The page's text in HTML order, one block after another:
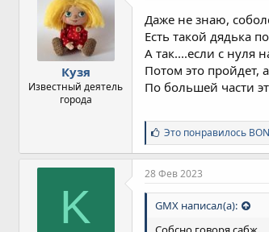
Кузя
Известный деятель
города
Даже не знаю,
Есть такой дядька
А так....если с нуля
Потом это пройдет,
По большей части
С
и
м
п
т
и
Это понравилось
K
28 Фев 2023
GMX написал(а):